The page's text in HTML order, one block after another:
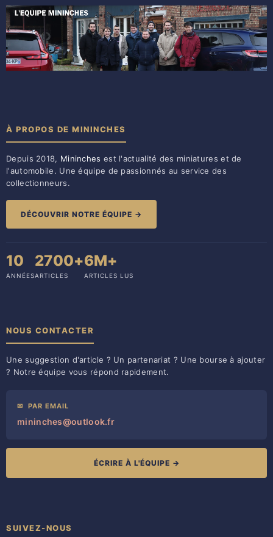
À PROPOS DE MININCHES
Depuis 2018, Mininches est l'actualité des miniatures et de
l'automobile. Une équipe de passionnés au service des
collectionneurs.
DÉCOUVRIR NOTRE ÉQUIPE →
10
ANNÉES
2700+
ARTICLES
6M+
ARTICLES LUS
NOUS CONTACTER
Une suggestion d'article ? Un partenariat ? Une bourse à ajouter
? Notre équipe vous répond rapidement.
✉ PAR EMAIL
mininches@outlook.fr
ÉCRIRE À L'ÉQUIPE →
SUIVEZ-NOUS